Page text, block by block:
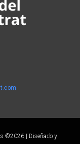
©2026 | Diseñado y